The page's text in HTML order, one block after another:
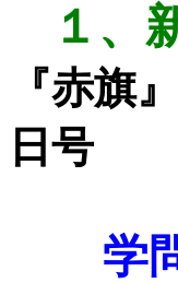
１、
『赤旗
日号
学